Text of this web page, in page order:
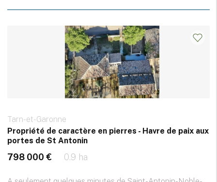
Tarn-et-Garonne
Propriété de caractère en pierres - Havre de paix aux
portes de St Antonin
798 000 € 0.9 ha